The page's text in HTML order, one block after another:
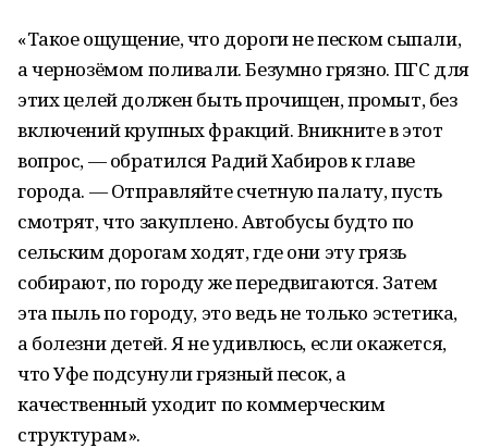
«Такое ощущение, что дороги не песком сыпали,
а чернозёмом поливали. Безумно грязно. ПГС для
этих целей должен быть прочищен, промыт, без
включений крупных фракций. Вникните в этот
вопрос, — обратился Радий Хабиров к главе
города. — Отправляйте счетную палату, пусть
смотрят, что закуплено. Автобусы будто по
сельским дорогам ходят, где они эту грязь
собирают, по городу же передвигаются. Затем
эта пыль по городу, это ведь не только эстетика,
а болезни детей. Я не удивлюсь, если окажется,
что Уфе подсунули грязный песок, а
качественный уходит по коммерческим
структурам».